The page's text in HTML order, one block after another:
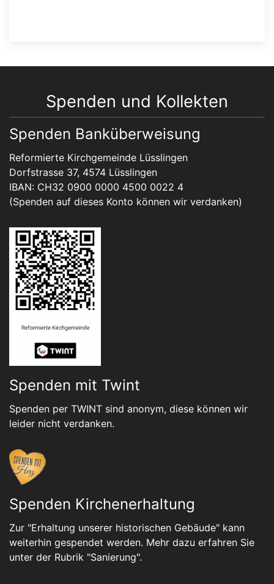
Spenden und Kollekten
Spenden Banküberweisung
Reformierte Kirchgemeinde Lüsslingen
Dorfstrasse 37, 4574 Lüsslingen
IBAN: CH32 0900 0000 4500 0022 4
(Spenden auf dieses Konto können wir verdanken)
Spenden mit Twint
Spenden per TWINT sind anonym, diese können wir
leider nicht verdanken.
Spenden Kirchenerhaltung
Zur "Erhaltung unserer historischen Gebäude" kann
weiterhin gespendet werden. Mehr dazu erfahren Sie
unter der Rubrik "Sanierung".